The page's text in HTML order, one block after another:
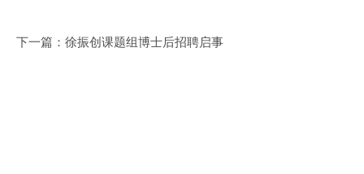
下一篇： 徐振创课题组博士后招聘启事